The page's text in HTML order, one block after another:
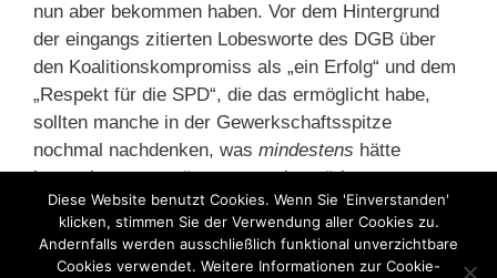
nun aber bekommen haben. Vor dem Hintergrund
der eingangs zitierten Lobesworte des DGB über
den Koalitionskompromiss als „ein Erfolg“ und dem
„Respekt für die SPD“, die das ermöglicht habe,
sollten manche in der Gewerkschaftsspitze
nochmal nachdenken, was mindestens hätte
herauskommen müssen, um ein spürbares
Wohlwollen zu rechtfertigen. Nur mal so als
Anregung.
Diese Website benutzt Cookies. Wenn Sie 'Einverstanden'
klicken, stimmen Sie der Verwendung aller Cookies zu.
Andernfalls werden ausschließlich funktional unverzichtbare
Cookies verwendet. Weitere Informationen zur Cookie-